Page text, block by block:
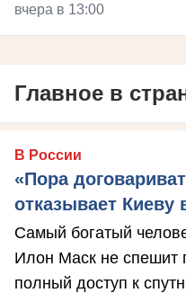
вчера в 13:00
Главное в
В России
«Пора
отказывает Киеву
Самый богатый
Илон Маск не спешит
полный доступ к